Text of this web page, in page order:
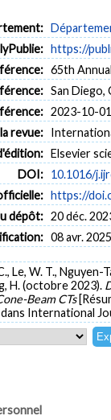
https://
65th
San Diego,
2023-10-
revue:
Elsevier
DOI: 10.1016/
https://
dépôt: 20 déc.
08 avr.
Le, W. T., Nguyen-
H. (octobre 2023).
Beam CTs
International